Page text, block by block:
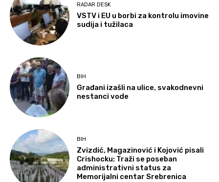
RADAR DESK
VSTV i EU u borbi za kontrolu imovine
sudija i tužilaca
BIH
Građani izašli na ulice, svakodnevni
nestanci vode
BIH
Zvizdić, Magazinović i Kojović pisali
Crishocku: Traži se poseban
administrativni status za
Memorijalni centar Srebrenica